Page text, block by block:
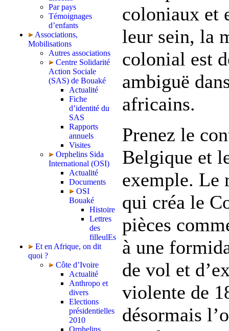
Par pays
Témoignages
d’enfants
Associations,
Mobilisations
Autres associations
Centre Solidarité
Action Sociale
(SAS) de Bouaké
Actualité
Fiche
d’identité du
SAS
Rapports
annuels
Visites
Orphelins Sida
International (OSI)
Actualité
Documents
OSI
Bouaké
Histoire
Lettres
des
filleulEs
Et en Afrique, on dit
quoi ?
Côte d’Ivoire
Actualité
Anthropo et
divers
Elections
présidentielles
2010
Orphelins
coloniaux et
leur sein, la
colonial est
ambiguë
africains.
Prenez le
Belgique et
exemple.
qui créa le
pièces
à une
de vol et
violente de
désormais